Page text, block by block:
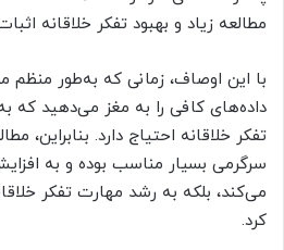
مطالعه زیاد و بهبود تفکر خلاقانه
با این اوصاف، زمانی که به‌طور
داده‌های کافی را به مغز می‌دهید که
تفکر خلاقانه احتیاج دارد. بنابراین،
سرگرمی بسیار مناسب بوده و به
می‌کند، بلکه به رشد مهارت تفکر
کرد.